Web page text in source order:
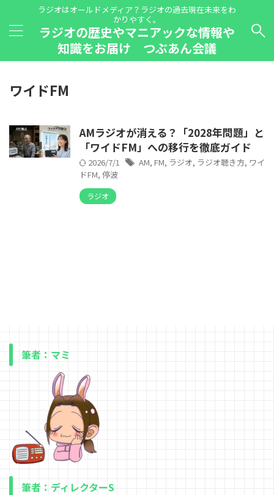
ラジオはオールドメディア？ラジオの過去現在未来をわ
かりやすく。
ラジオの歴史やマニアックな情報や
知識をお届け つぶあん会議
ワイドFM
AMラジオが消える？「2028年問題」と
「ワイドFM」への移行を徹底ガイド
2026/7/1 AM, FM, ラジオ, ラジオ聴き方, ワイ
ドFM, 停波
ラジオ
筆者：マミ
筆者：ディレクターS